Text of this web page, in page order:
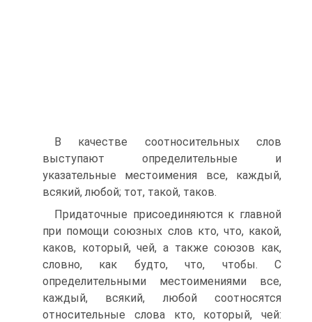
В качестве соотносительных слов
выступают определительные и
указательные местоимения все, каждый,
всякий, любой; тот, такой, таков.
Придаточные присоединяются к главной
при помощи союзных слов кто, что, какой,
каков, который, чей, а также союзов как,
словно, как будто, что, чтобы. С
определительными местоимениями все,
каждый, всякий, любой соотносятся
относительные слова кто, который, чей: